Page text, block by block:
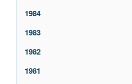
1984
1983
1982
1981